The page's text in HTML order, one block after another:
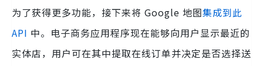
为了获得更多功能，接下来将 Google 地图集成到此
API 中。电子商务应用程序现在能够向用户显示最近的
实体店，用户可在其中提取在线订单并决定是否选择送